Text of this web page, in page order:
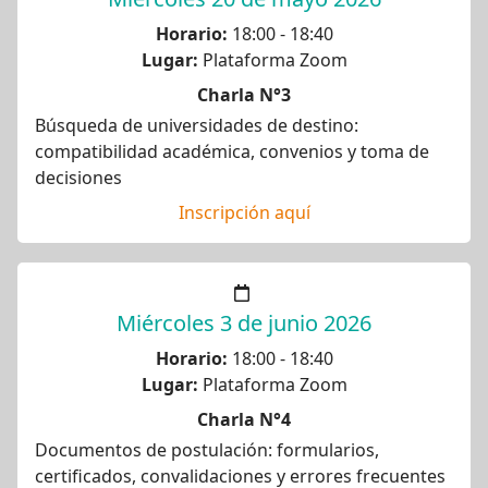
Horario: 18:00 - 18:40
Lugar: Plataforma Zoom
Charla N°3
Búsqueda de universidades de destino:
compatibilidad académica, convenios y toma de
decisiones
Inscripción aquí
Miércoles 3 de junio 2026
Horario: 18:00 - 18:40
Lugar: Plataforma Zoom
Charla N°4
Documentos de postulación: formularios,
certificados, convalidaciones y errores frecuentes